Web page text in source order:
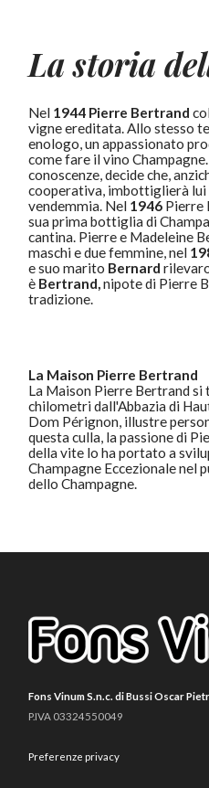
La storia
Nel 1944 Pierre Bertrand
vigne ereditata. Allo stesso
enologo, un appassionato
come fare il vino
conoscenze, decide che,
cooperativa, imbottiglierà lui
vendemmia. Nel 1946 Pierre
sua prima bottiglia di
cantina. Pierre e Madeleine
maschi e due femmine, nel
e suo marito Bernard
è Bertrand, nipote di Pierre
tradizione.
La Maison Pierre Bertrand
La Maison Pierre Bertrand si
chilometri dall'Abbazia di
Dom Pérignon, illustre
questa culla, la passione di
della vite lo ha portato a
Champagne Eccezionale
dello Champagne.
Fons Vinum S.n.c. di Bussi Oscar
P.IVA 03324550049
Preferenze privacy